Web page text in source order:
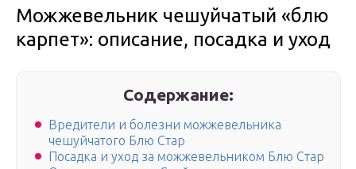
Можжевельник чешуйчатый «блю
карпет»: описание, посадка и уход
Содержание:
Вредители и болезни можжевельника
чешуйчатого Блю Стар
Посадка и уход за можжевельником Блю Стар